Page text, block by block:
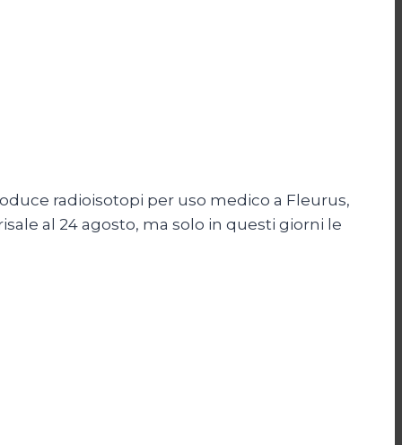
radioisotopi per uso medico a Fleurus,
al 24 agosto, ma solo in questi giorni le